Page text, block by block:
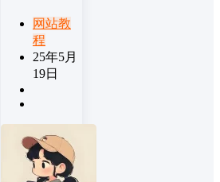
网站教
程
25年5月
19日